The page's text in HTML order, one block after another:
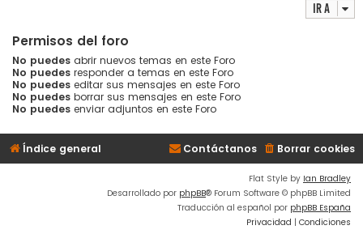
Ir a
Permisos del foro
No puedes abrir nuevos temas en este Foro
No puedes responder a temas en este Foro
No puedes editar sus mensajes en este Foro
No puedes borrar sus mensajes en este Foro
No puedes enviar adjuntos en este Foro
Índice general Borrar cookies
Contáctanos
Flat Style by Ian Bradley
Desarrollado por phpBB® Forum Software © phpBB Limited
Traducción al español por phpBB España
Privacidad | Condiciones